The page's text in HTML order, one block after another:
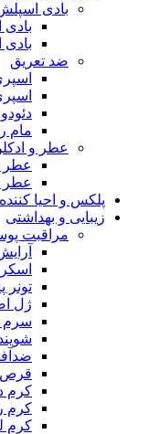
بادی
بادی
ضد تعریق
مام
عطر و
عطر
عطر
پلکس و احیا
زیبایی و بهداشتی
مراقبت
تونر
ژل
قرص
کرم
کرم
کرم